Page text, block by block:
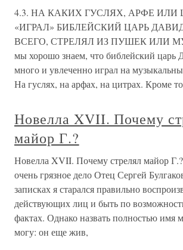
4.3. НА КАКИХ ГУСЛЯХ, АРФЕ ИЛИ
«ИГРАЛ» БИБЛЕЙСКИЙ ЦАРЬ
ВСЕГО, СТРЕЛЯЛ ИЗ ПУШЕК ИЛИ
мы хорошо знаем, что библейский царь
много и увлеченно играл на
На гуслях, на арфах, на цитрах. Кроме
Новелла XVII. Почему
майор Г.?
Новелла XVII. Почему стрелял майор
очень грязное дело Отец Сергей
записках я старался правильно
действующих лиц и быть по
фактах. Однако назвать полностью имя
могу: он еще жив,